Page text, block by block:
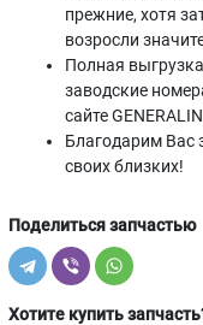
прежние, хотя
возросли
Полная
заводские
сайте
Благодарим Вас
своих близких!
Поделиться запчастью
Хотите купить